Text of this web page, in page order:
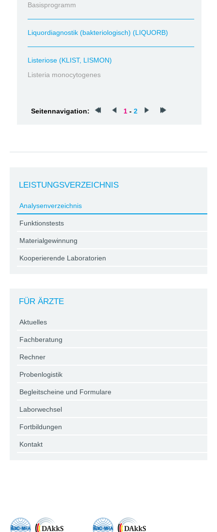
Basisprogramm
Liquordiagnostik (bakteriologisch) (LIQUORB)
Listeriose (KLIST, LISMON)
Listeria monocytogenes
Seitennavigation: 1 - 2
LEISTUNGSVERZEICHNIS
Analysenverzeichnis
Funktionstests
Materialgewinnung
Kooperierende Laboratorien
FÜR ÄRZTE
Aktuelles
Fachberatung
Rechner
Probenlogistik
Begleitscheine und Formulare
Laborwechsel
Fortbildungen
Kontakt